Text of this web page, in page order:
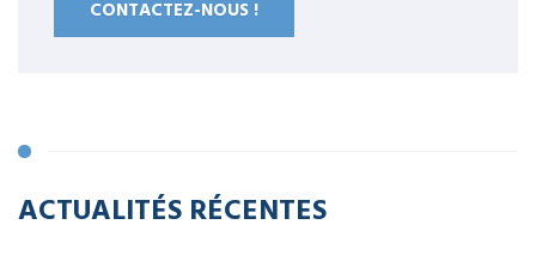
CONTACTEZ-NOUS !
ACTUALITÉS RÉCENTES